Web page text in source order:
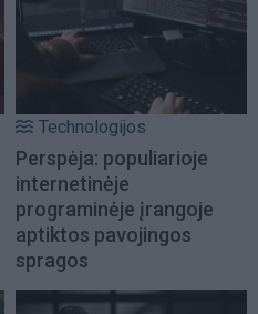
Technologijos
Perspėja: populiarioje
internetinėje
programinėje įrangoje
aptiktos pavojingos
spragos